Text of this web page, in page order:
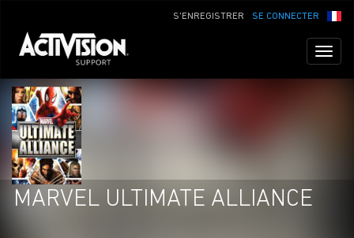
SE CONNECTER
S'ENREGISTRER
MARVEL ULTIMATE ALLIANCE